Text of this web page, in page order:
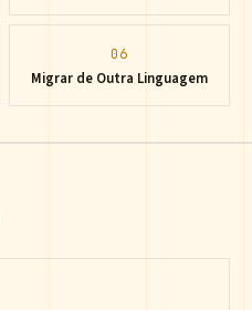
06
Migrar de Outra Linguagem